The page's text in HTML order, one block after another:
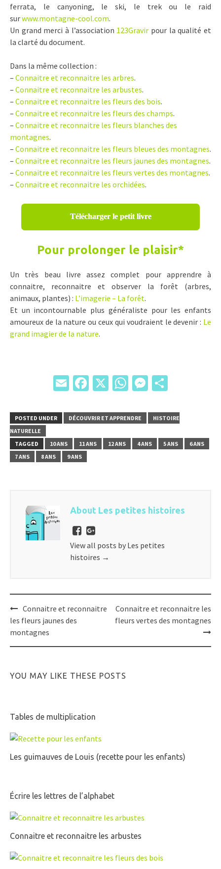
ferrata, le canyoning, le ski, le trek ou le raid
surwww.montagne-cool.com.
Un grand merci à l’association 123Gravir pour la qualité et
la clarté du document.
Dans la même collection :
– Connaitre et reconnaitre les arbres.
– Connaitre et reconnaitre les arbustes.
– Connaitre et reconnaitre les fleurs des bois.
– Connaitre et reconnaitre les fleurs des champs.
– Connaitre et reconnaitre les fleurs blanches des
montagnes.
– Connaitre et reconnaitre les fleurs bleues des montagnes.
– Connaitre et reconnaitre les fleurs jaunes des montagnes.
– Connaitre et reconnaitre les fleurs vertes des montagnes.
– Connaitre et reconnaitre les orchidées.
Télécharger le petit livre
Pour prolonger le plaisir*
Un très beau livre assez complet pour apprendre à
connaitre, reconnaitre et observer la forêt (arbres,
animaux, plantes) : L’imagerie – La forêt.
Et un incontournable plus généraliste pour les enfants
amoureux de la nature ou ceux qui voudraient le devenir : Le
grand imagier de la nature.
EmailFacebook
X WhatsApp
Messenger
POSTED UNDER DÉCOUVRIR ET APPRENDRE
HISTOIRE
NATURELLE
TAGGED
10 ANS 11 ANS 12 ANS 4 ANS 5 ANS
6 ANS
7 ANS
8 ANS 9 ANS
About Les petites histoires
View all posts by Les petites
histoires →
Post
navigation
Connaitre et reconnaitre
les fleurs jaunes des
montagnes
Connaitre et reconnaitre les
fleurs vertes des montagnes
YOU MAY LIKE THESE POSTS
Tables de multiplication
Les guimauves de Louis (recette pour les enfants)
Écrire les lettres de l’alphabet
Connaitre et reconnaitre les arbustes